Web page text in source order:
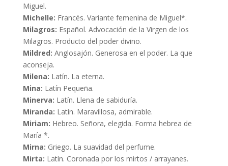
Miguel.
Michelle: Francés. Variante femenina de Miguel*.
Milagros: Español. Advocación de la Virgen de los
Milagros. Producto del poder divino.
Mildred: Anglosajón. Generosa en el poder. La que
aconseja.
Milena: Latín. La eterna.
Mina: Latín Pequeña.
Minerva: Latín. Llena de sabiduría.
Miranda: Latín. Maravillosa, admirable.
Miriam: Hebreo. Señora, elegida. Forma hebrea de
María *.
Mirna: Griego. La suavidad del perfume.
Mirta: Latín. Coronada por los mirtos / arrayanes.